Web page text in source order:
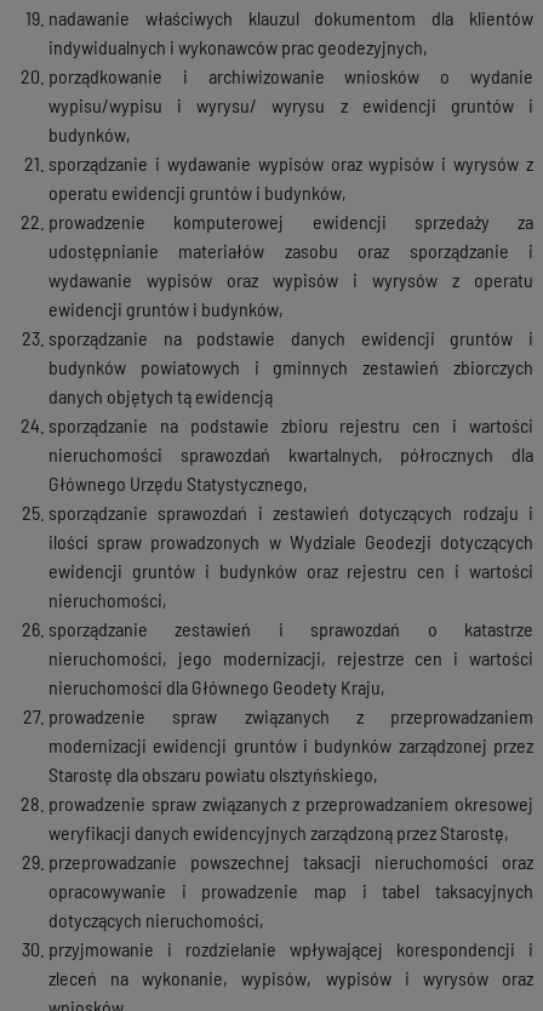
nadawanie właściwych klauzul dokumentom dla klientów
indywidualnych i wykonawców prac geodezyjnych,
porządkowanie i archiwizowanie wniosków o wydanie
wypisu/wypisu i wyrysu/ wyrysu z ewidencji gruntów i
budynków,
sporządzanie i wydawanie wypisów oraz wypisów i wyrysów z
operatu ewidencji gruntów i budynków,
prowadzenie komputerowej ewidencji sprzedaży za
udostępnianie materiałów zasobu oraz sporządzanie i
wydawanie wypisów oraz wypisów i wyrysów z operatu
ewidencji gruntów i budynków,
sporządzanie na podstawie danych ewidencji gruntów i
budynków powiatowych i gminnych zestawień zbiorczych
danych objętych tą ewidencją
sporządzanie na podstawie zbioru rejestru cen i wartości
nieruchomości sprawozdań kwartalnych, półrocznych dla
Głównego Urzędu Statystycznego,
sporządzanie sprawozdań i zestawień dotyczących rodzaju i
ilości spraw prowadzonych w Wydziale Geodezji dotyczących
ewidencji gruntów i budynków oraz rejestru cen i wartości
nieruchomości,
sporządzanie zestawień i sprawozdań o katastrze
nieruchomości, jego modernizacji, rejestrze cen i wartości
nieruchomości dla Głównego Geodety Kraju,
prowadzenie spraw związanych z przeprowadzaniem
modernizacji ewidencji gruntów i budynków zarządzonej przez
Starostę dla obszaru powiatu olsztyńskiego,
prowadzenie spraw związanych z przeprowadzaniem okresowej
weryfikacji danych ewidencyjnych zarządzoną przez Starostę,
przeprowadzanie powszechnej taksacji nieruchomości oraz
opracowywanie i prowadzenie map i tabel taksacyjnych
dotyczących nieruchomości,
przyjmowanie i rozdzielanie wpływającej korespondencji i
zleceń na wykonanie, wypisów, wypisów i wyrysów oraz